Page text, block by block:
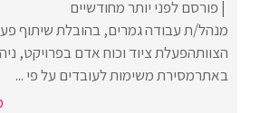
פורסם לפני יותר מחודשיים
מנהל/ת עבודה גמרים, בהובלת שיתוף
הצוותהפעלת ציוד וכוח אדם בפרויקט,
באתרמסירת משימות לעובדים על פי ...